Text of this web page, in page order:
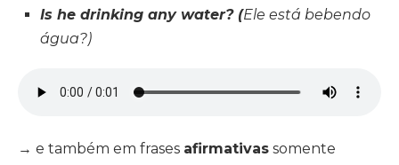
Is he drinking any water? (Ele está bebendo
água?)
→ e também em frases afirmativas somente